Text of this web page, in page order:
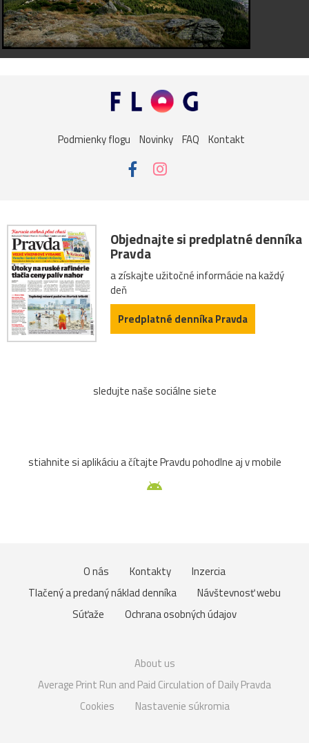
Podmienky flogu Novinky FAQ Kontakt
Objednajte si predplatné denníka
Pravda
a získajte užitočné informácie na každý
deň
Predplatné denníka Pravda
sledujte naše sociálne siete
stiahnite si aplikáciu a čítajte Pravdu pohodlne aj v mobile
O nás Kontakty
Inzercia
Tlačený a predaný náklad denníka
Návštevnosť webu
Súťaže
Ochrana osobných údajov
About us
Average Print Run and Paid Circulation of Daily Pravda
Cookies
Nastavenie súkromia